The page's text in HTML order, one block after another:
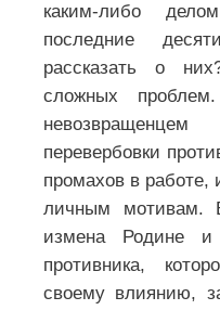
каким-либо
последние
рассказать о
сложных
перевербовки
промахов в работе,
личным
измена Родине
противника,
своему влиянию,